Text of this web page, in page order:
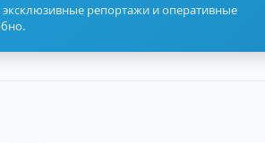
репортажи и оперативные